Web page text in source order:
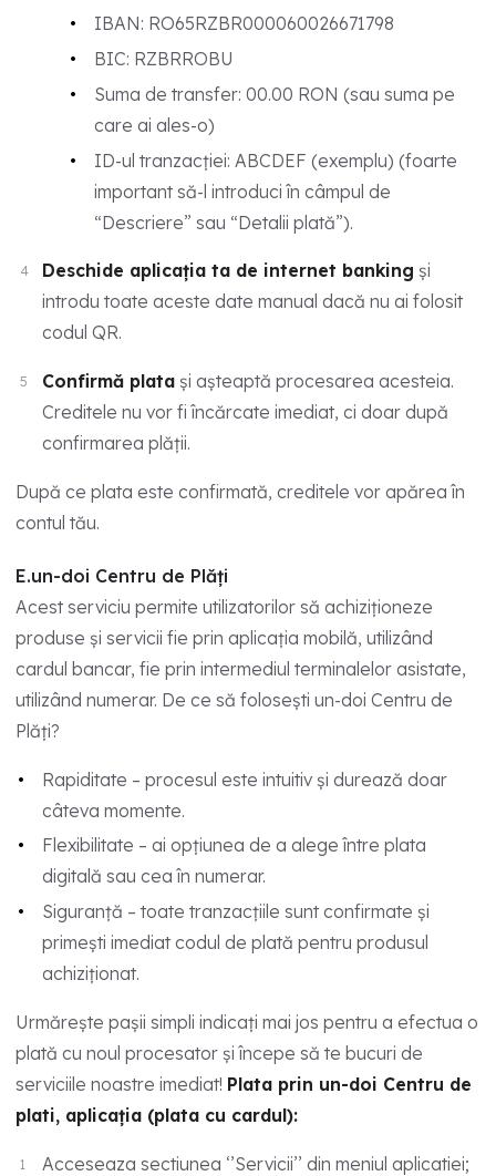
IBAN: RO65RZBR000060026671798
BIC: RZBRROBU
Suma de transfer: 00.00 RON (sau suma pe
care ai ales-o)
ID-ul tranzacției: ABCDEF (exemplu) (foarte
important să-l introduci în câmpul de
“Descriere” sau “Detalii plată”).
Deschide aplicația ta de internet banking și
introdu toate aceste date manual dacă nu ai folosit
codul QR.
Confirmă platași așteaptă procesarea acesteia.
Creditele nu vor fi încărcate imediat, ci doar după
confirmarea plății.
După ce plata este confirmată, creditele vor apărea în
contul tău.
E.un-doi Centru de Plăți
Acest serviciu permite utilizatorilor să achiziționeze
produse și servicii fie prin aplicația mobilă, utilizând
cardul bancar, fie prin intermediul terminalelor asistate,
utilizând numerar. De ce să folosești un-doi Centru de
Plăți?
Rapiditate – procesul este intuitiv și durează doar
câteva momente.
Flexibilitate – ai opțiunea de a alege între plata
digitală sau cea în numerar.
Siguranță – toate tranzacțiile sunt confirmate și
primești imediat codul de plată pentru produsul
achiziționat.
Urmărește pașii simpli indicați mai jos pentru a efectua o
plată cu noul procesator și începe să te bucuri de
serviciile noastre imediat! Plata prin un-doi Centru de
plati, aplicația (plata cu cardul):
Acceseaza sectiunea ‘’Servicii’’ din meniul aplicatiei;